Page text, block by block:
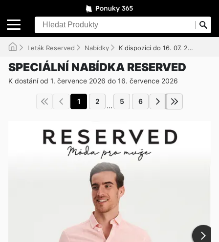
Leták Reserved Nabídky K dispozici do 16. 07. 2026
SPECIÁLNÍ NABÍDKA RESERVED
K dostání od 1. července 2026 do 16. července 2026
1 2 ... 5 6